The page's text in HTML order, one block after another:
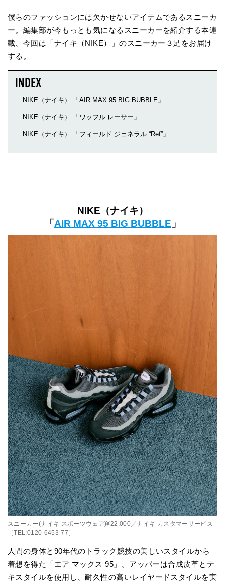
僕らのファッションには欠かせないアイテムであるスニーカ
ー。編集部が今もっとも気になるスニーカーを紹介する本連
載、今回は「ナイキ（NIKE）」のスニーカー３足をお届け
する。
NIKE（ナイキ） 「AIR MAX 95 BIG BUBBLE」
NIKE（ナイキ） 「ワッフル レーサー」
NIKE（ナイキ） 「フィールド ジェネラル “Ref”」
NIKE（ナイキ）
「 AIR MAX 95 BIG BUBBLE 」
スニーカー(ナイキ スポーツウェア)¥22,000／ナイキ カスタマーサービス
［TEL:0120-6453-77］
人間の身体と90年代のトラック競技の美しいスタイルから
着想を得た「エア マックス 95」。アッパーは合成皮革とテ
キスタイルを使用し、耐久性の高いレイヤードスタイルを実